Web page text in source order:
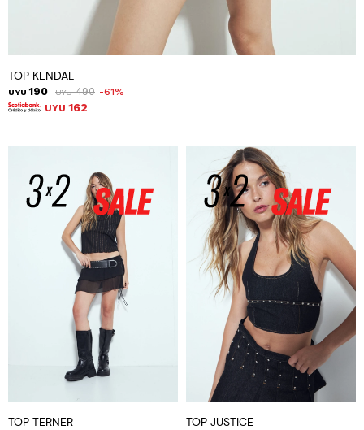
TOP KENDAL
UYU 190 UYU 490 61
UYU 162
TOP TERNER TOP JUSTICE